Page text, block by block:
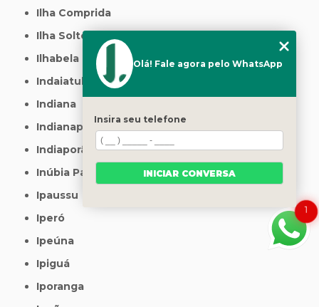
Ilha Comprida
Ilha Solteira
Ilhabela
Indaiatuba
Indiana
Indianapolis
Indiaporã
Inúbia Paulista
Ipaussu
Iperó
Ipeúna
Ipiguá
Iporanga
1
Olá! Fale agora pelo WhatsApp
Insira seu telefone
INICIAR CONVERSA